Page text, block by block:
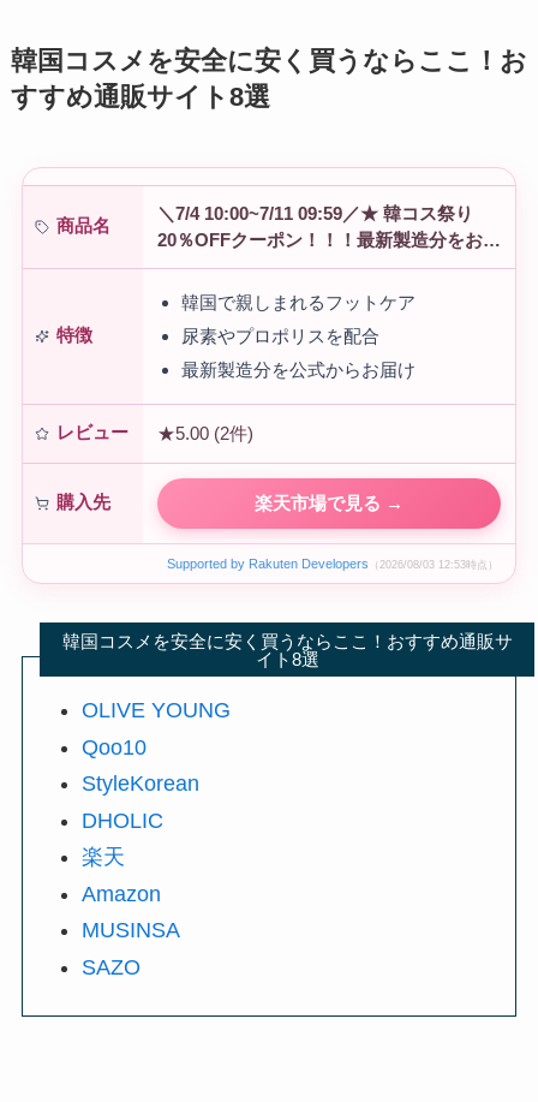
韓国コスメを安全に安く買うならここ！お
すすめ通販サイト8選
商品名
＼7/4 10:00~7/11 09:59／★ 韓コス祭り
20％OFFクーポン！！！最新製造分をお届
け 韓国フットケアの名門コウンバル公式
サイト かかとケア…
特徴
韓国で親しまれるフットケア
尿素やプロポリスを配合
最新製造分を公式からお届け
レビュー ★5.00 (2件)
購入先 楽天市場で見る →
Supported by Rakuten Developers （2026/08/03 12:53時点）
韓国コスメを安全に安く買うならここ！おすすめ通販サ
イト8選
OLIVE YOUNG
Qoo10
StyleKorean
DHOLIC
楽天
Amazon
MUSINSA
SAZO